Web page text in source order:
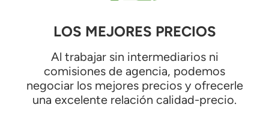
LOS MEJORES PRECIOS
Al trabajar sin intermediarios ni
comisiones de agencia, podemos
negociar los mejores precios y ofrecerle
una excelente relación calidad-precio.